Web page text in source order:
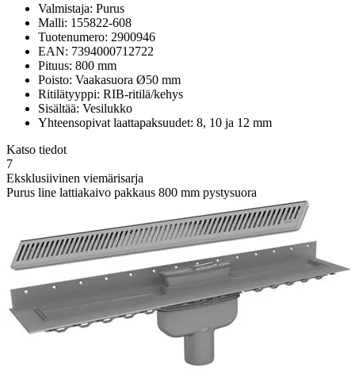
Valmistaja: Purus
Malli: 155822-608
Tuotenumero: 2900946
EAN: 7394000712722
Pituus: 800 mm
Poisto: Vaakasuora Ø50 mm
Ritilätyyppi: RIB-ritilä/kehys
Sisältää: Vesilukko
Yhteensopivat laattapaksuudet: 8, 10 ja 12 mm
Katso tiedot
7
Eksklusiivinen viemärisarja
Purus line lattiakaivo pakkaus 800 mm pystysuora